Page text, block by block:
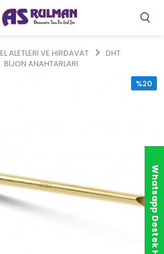
EL ALETLERİ VE HIRDAVAT
DHT
BİJON ANAHTARLARI
%20
Whatsapp Destek Hattı